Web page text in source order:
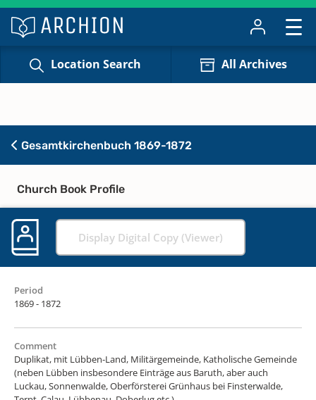
Location Search All Archives
Gesamtkirchenbuch 1869-1872
Church Book Profile
Display Digital Copy (Viewer)
Period
1869 - 1872
Comment
Duplikat, mit Lübben-Land, Militärgemeinde, Katholische Gemeinde
(neben Lübben insbesondere Einträge aus Baruth, aber auch
Luckau, Sonnenwalde, Oberförsterei Grünhaus bei Finsterwalde,